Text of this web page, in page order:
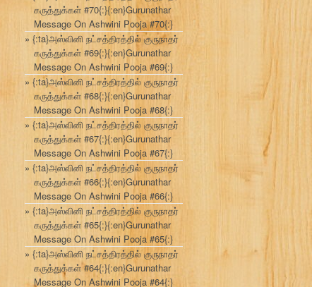
கருத்துக்கள் #70{:}{:en}Gurunathar
Message On Ashwini Pooja #70{:}
{:ta}அஸ்வினி நட்சத்திரத்தில் குருநாதர்
கருத்துக்கள் #69{:}{:en}Gurunathar
Message On Ashwini Pooja #69{:}
{:ta}அஸ்வினி நட்சத்திரத்தில் குருநாதர்
கருத்துக்கள் #68{:}{:en}Gurunathar
Message On Ashwini Pooja #68{:}
{:ta}அஸ்வினி நட்சத்திரத்தில் குருநாதர்
கருத்துக்கள் #67{:}{:en}Gurunathar
Message On Ashwini Pooja #67{:}
{:ta}அஸ்வினி நட்சத்திரத்தில் குருநாதர்
கருத்துக்கள் #66{:}{:en}Gurunathar
Message On Ashwini Pooja #66{:}
{:ta}அஸ்வினி நட்சத்திரத்தில் குருநாதர்
கருத்துக்கள் #65{:}{:en}Gurunathar
Message On Ashwini Pooja #65{:}
{:ta}அஸ்வினி நட்சத்திரத்தில் குருநாதர்
கருத்துக்கள் #64{:}{:en}Gurunathar
Message On Ashwini Pooja #64{:}